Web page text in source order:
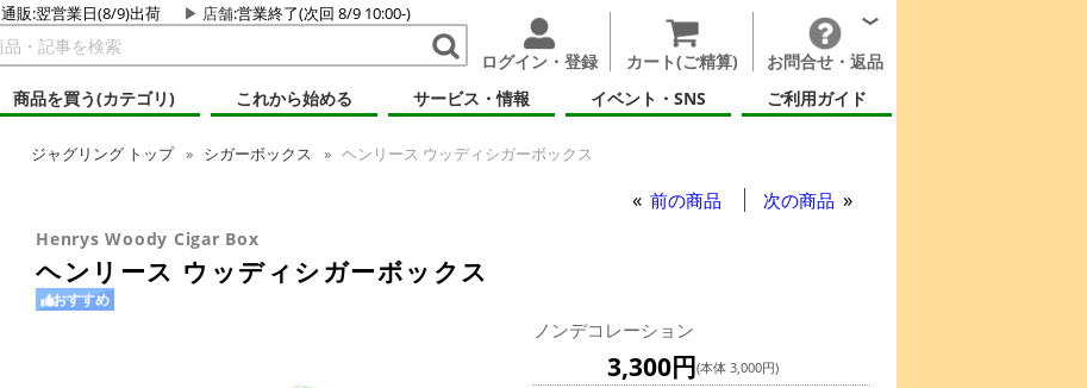
通販:翌営業日(8/9)出荷 店舗:営業終了(次回 8/9 10:00-)
ログイン・登録 カート(ご精算)
お問合せ・返品
商品を買う(カテゴリ)
これから始める サービス・情報 イベント・SNS ご利用ガイド
ジャグリング トップ シガーボックス ヘンリース ウッディシガーボックス
前の商品 次の商品
Henrys Woody Cigar Box
ヘンリース ウッディシガーボックス
おすすめ
ノンデコレーション
3,300円(本体 3,000円)